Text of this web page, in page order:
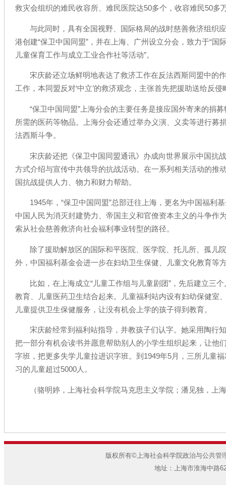
救灾会组织的难民收容所、难民医院达50多个，收容难民50多
与此同时，具有全国视野、国际格局的战时慈善救济组织
港创建“保卫中国同盟”，并在上海、广州设立分会，致力于“国
儿童保育工作与成立工业合作社等活动”。
宋庆龄还立场鲜明地表达了救济工作在反法西斯同盟中的
工作，本同盟反对‘中立’的救济观念，主张首先把援助送给反侵
“保卫中国同盟”上海分会的主要任务是接应国外寄来的捐
所需的医药等物品。上海分会还通过举办义演、义卖等进行募
法西斯斗争。
宋庆龄还把《保卫中国同盟通讯》办成向世界展示中国抗
方式介绍与宣传中共领导的抗战活动。在一系列相关活动的推
国抗战提供人力、物力和财力帮助。
1945年，“保卫中国同盟”总部迁往上海，更名为中国福利
中国人民为消灭封建势力、帝国主义和官僚资本主义的斗争作
索从社会慈善救济向社会福利事业转型的路径。
除了援助解放区的国际和平医院、医学院、托儿所、孤儿
外，中国福利基金会进一步在妇幼卫生保健、儿童文化教育等
比如，在上海成立“儿童工作组与儿童剧团”，先后建立三
教育、儿童医药卫生结合起来。儿童福利站内设有妇幼保健室
儿童提供卫生保健服务，让没有机会上学的孩子得到教育。
宋庆龄经常到福利站指导，并教孩子们认字。她采用陶行
把一部分有机会读书并愿意帮助别人的小学生组织起来，让他
字班，把更多失学儿童拉进识字班。到1949年5月，三所儿童
习的儿童超过5000人。
（骆明婷，上海社会科学院马克思主义学院；潘见独，上
版权所有©上海社会科学院政治与公共管
地址：上海市淮海中路